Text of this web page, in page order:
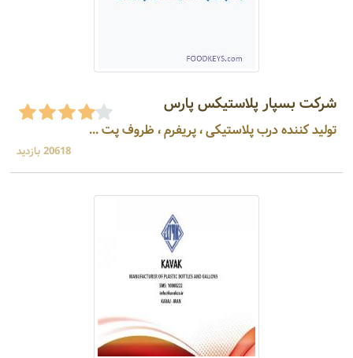
شرکت بسپار پلاستیکس پارس
تولید کننده درب پلاستیکی ، پریفرم ، ظروف پت ...
20618 بازدید